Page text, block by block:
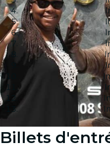
Billets